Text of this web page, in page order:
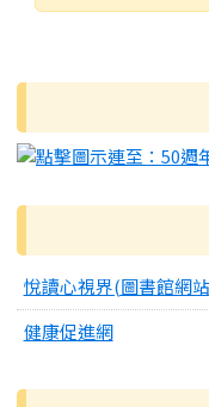
右邊區域內容
悅讀心視界(圖書館網
健康促進網